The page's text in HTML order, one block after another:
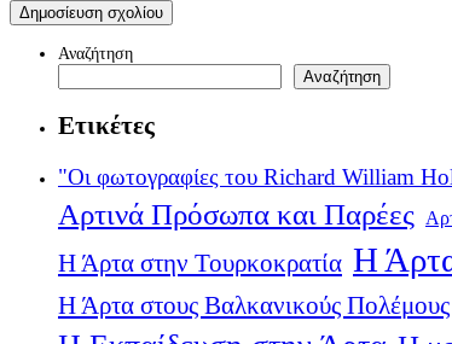
Αναζήτηση
Αναζήτηση
Ετικέτες
"Οι φωτογραφίες του Richard William
Αρτινά Πρόσωπα και Παρέες
Η Άρτα στην Τουρκοκρατία Η
Η Άρτα στους Βαλκανικούς Πολέμους